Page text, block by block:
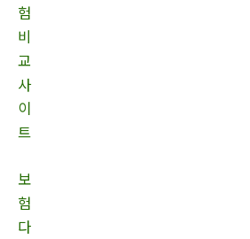
험
비
교
사
이
트
보
험
다